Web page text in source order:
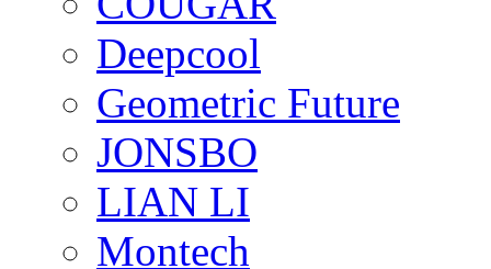
Deepcool
Geometric Future
JONSBO
LIAN LI
Montech